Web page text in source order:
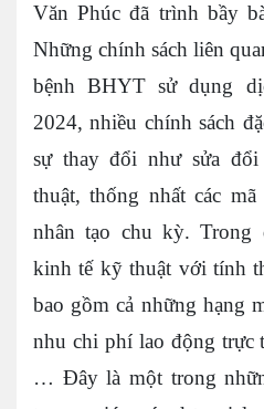
Văn Phúc đã trình bầy
Những chính sách liên
bệnh BHYT sử dụng
2024, nhiều chính sách
sự thay đổi như sửa
thuật, thống nhất các
nhân tạo chu kỳ. Trong
kinh tế kỹ thuật với tính
bao gồm cả những hạng
nhu chi phí lao động trực
… Đây là một trong